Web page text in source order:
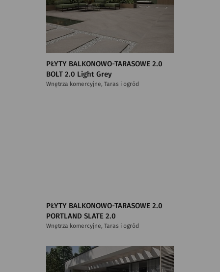
PŁYTY BALKONOWO-TARASOWE 2.0
BOLT 2.0 Light Grey
Wnętrza komercyjne, Taras i ogród
PŁYTY BALKONOWO-TARASOWE 2.0
PORTLAND SLATE 2.0
Wnętrza komercyjne, Taras i ogród